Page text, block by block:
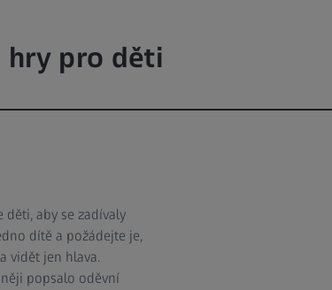
hry pro děti
aby se zadívaly
dítě a požádejte je,
vidět jen hlava.
popsalo oděvní